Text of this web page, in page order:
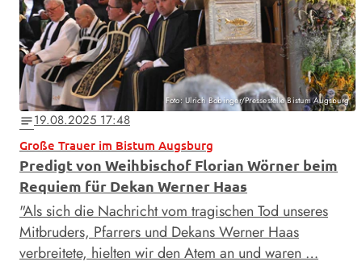
Foto: Ulrich Bobinger/Pressestelle Bistum Augsburg
notes19.08.2025 17:48
Große Trauer im Bistum Augsburg
Predigt von Weihbischof Florian Wörner beim
Requiem für Dekan Werner Haas
"Als sich die Nachricht vom tragischen Tod unseres
Mitbruders, Pfarrers und Dekans Werner Haas
verbreitete, hielten wir den Atem an und waren …